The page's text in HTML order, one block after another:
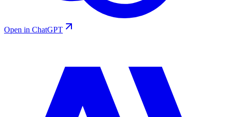
Open in ChatGPT